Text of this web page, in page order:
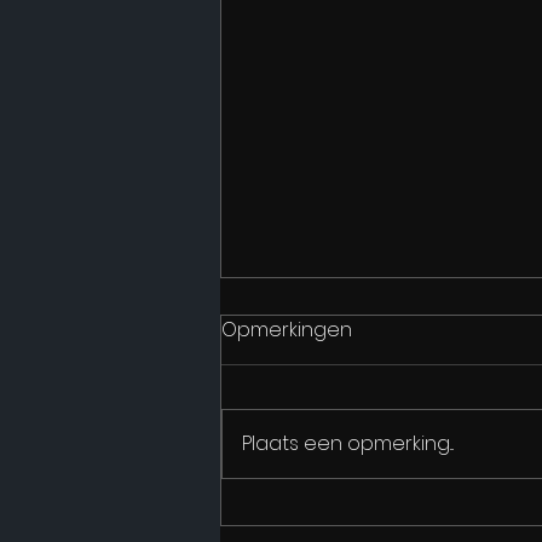
Goedele Liekens zonder
Opmerkingen
Plaats een opmerking...